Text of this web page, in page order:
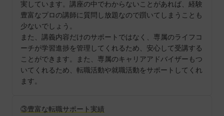
実しています。講座の中でわからないことがあれば、経験
豊富なプロの講師に質問し放題なので躓いてしまうことも
少ないでしょう。
また、講義内容だけのサポートではなく、専属のライフコ
ーチが学習進捗を管理してくれるため、安心して受講する
ことができます。また、専属のキャリアアドバイザーもつ
いてくれるため、転職活動や就職活動をサポートしてくれ
ます。
③豊富な転職サポート実績